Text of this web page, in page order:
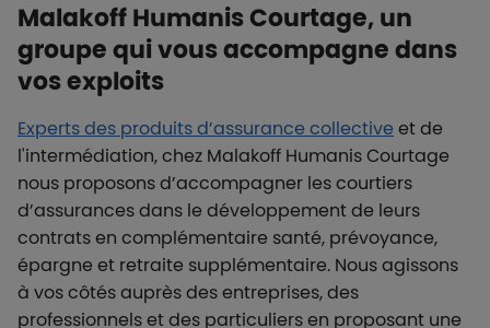
Malakoff Humanis Courtage, un
groupe qui vous accompagne dans
vos exploits
Experts des produits d’assurance collectiveet de
l'intermédiation, chez Malakoff Humanis Courtage
nous proposons d’accompagner les courtiers
d’assurances dans le développement de leurs
contrats en complémentaire santé, prévoyance,
épargne et retraite supplémentaire. Nous agissons
à vos côtés auprès des entreprises, des
professionnels et des particuliers en proposant une